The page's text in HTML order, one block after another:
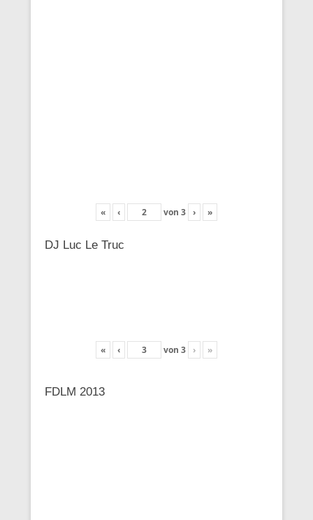
« ‹ von 3 › »
DJ Luc Le Truc
« ‹ von 3 › »
FDLM 2013